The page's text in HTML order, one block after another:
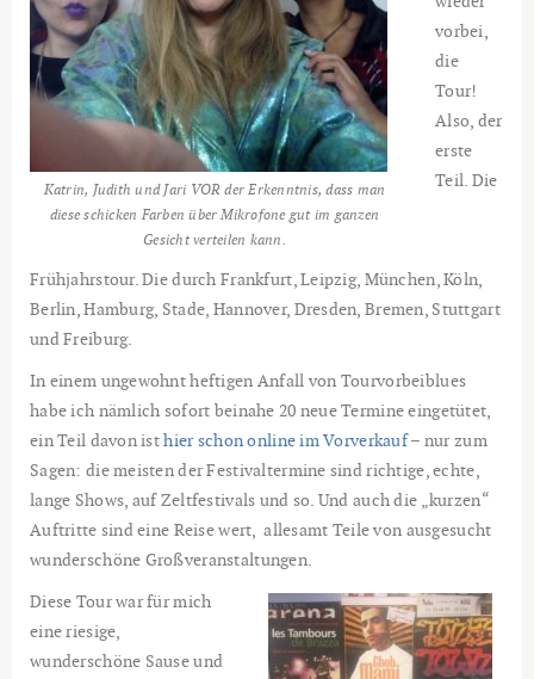
Katrin, Judith und Jari VOR der Erkenntnis, dass man
diese schicken Farben über Mikrofone gut im ganzen
Gesicht verteilen kann.
vorbei,
die
Tour!
Also, der
erste
Teil. Die
Frühjahrstour. Die durch Frankfurt, Leipzig, München, Köln,
Berlin, Hamburg, Stade, Hannover, Dresden, Bremen, Stuttgart
und Freiburg.
In einem ungewohnt heftigen Anfall von Tourvorbeiblues
habe ich nämlich sofort beinahe 20 neue Termine eingetütet,
ein Teil davon isthier schon online im Vorverkauf– nur zum
Sagen: die meisten der Festivaltermine sind richtige, echte,
lange Shows, auf Zeltfestivals und so. Und auch die „kurzen“
Auftritte sind eine Reise wert, allesamt Teile von ausgesucht
wunderschöne Großveranstaltungen.
Diese Tour war für mich
eine riesige,
wunderschöne Sause und